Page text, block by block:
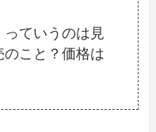
っていうのは見
こと？価格は